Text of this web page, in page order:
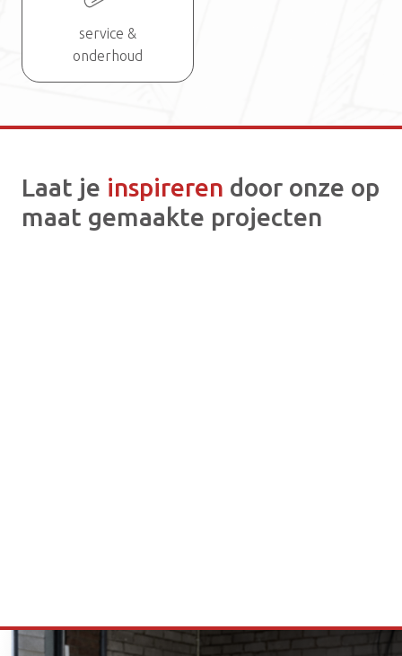
service &
onderhoud
Laat je inspireren door onze op
maat gemaakte projecten